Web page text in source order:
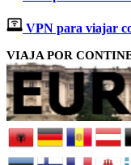
VPN para viajar
VIAJA POR